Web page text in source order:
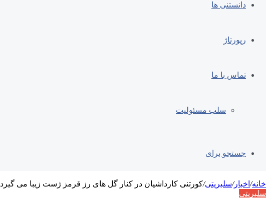
دانستنی ها
رپورتاژ
تماس با ما
سلب مسئولیت
جستجو برای
خانه/ اخبار/سلبریتی/کورتنی کارداشیان در کنار گل های رز قرمز ژست زیبا می گیرد
سلبریتی